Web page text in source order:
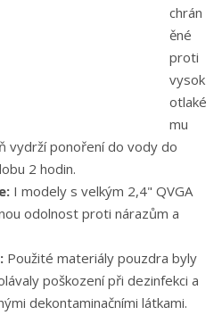
chrán
ěné
proti
vysok
otlaké
mu
vydrží ponoření do vody do
2 hodin.
I modely s velkým 2,4" QVGA
odolnost proti nárazům a
Použité materiály pouzdra byly
poškození při dezinfekci a
dekontaminačními látkami.